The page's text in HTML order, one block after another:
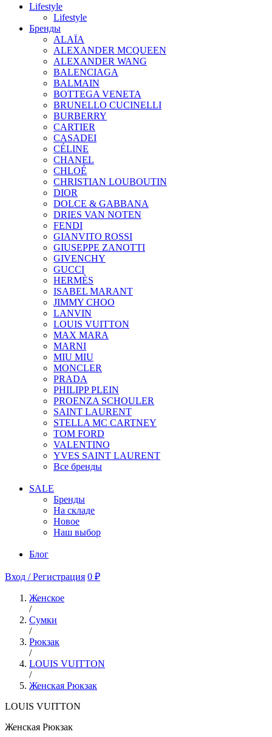
Lifestyle
Lifestyle
Бренды
ALAÏA
ALEXANDER MCQUEEN
ALEXANDER WANG
BALENCIAGA
BALMAIN
BOTTEGA VENETA
BRUNELLO CUCINELLI
BURBERRY
CARTIER
CASADEI
CÉLINE
CHANEL
CHLOÉ
CHRISTIAN LOUBOUTIN
DIOR
DOLCE & GABBANA
DRIES VAN NOTEN
FENDI
GIANVITO ROSSI
GIUSEPPE ZANOTTI
GIVENCHY
GUCCI
HERMÈS
ISABEL MARANT
JIMMY CHOO
LANVIN
LOUIS VUITTON
MAX MARA
MARNI
MIU MIU
MONCLER
PRADA
PHILIPP PLEIN
PROENZA SCHOULER
SAINT LAURENT
STELLA MC CARTNEY
TOM FORD
VALENTINO
YVES SAINT LAURENT
Все бренды
SALE
Бренды
На складе
Новое
Наш выбор
Блог
Вход / Регистрация 0 ₽
Женское
/
Сумки
/
Рюкзак
/
LOUIS VUITTON
/
Женская Рюкзак
LOUIS VUITTON
Женская Рюкзак